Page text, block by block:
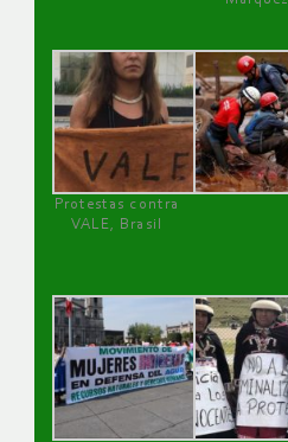
Protestas contra
VALE, Brasil